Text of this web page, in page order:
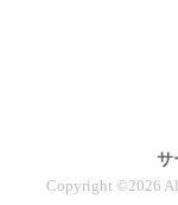
サ
Copyright ©2026